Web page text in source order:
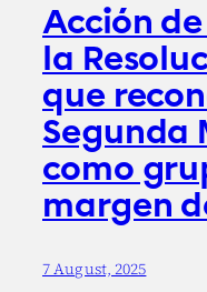
Acción
la
que
Segunda
como
margen
7 August, 2025